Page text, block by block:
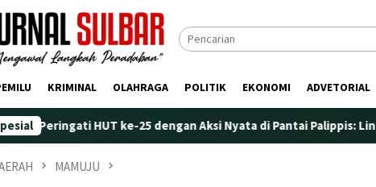
KRIMINAL OLAHRAGA POLITIK EKONOMI ADVETORIAL
ke-25 dengan Aksi Nyata di Pantai Palippis: Lingkungan dan
MAMUJU